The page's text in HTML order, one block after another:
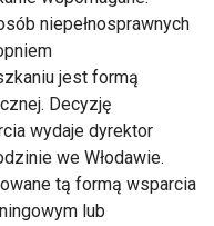
niepełnosprawnych
jest formą
Decyzję
wydaje dyrektor
we Włodawie.
tą formą wsparcia
lub